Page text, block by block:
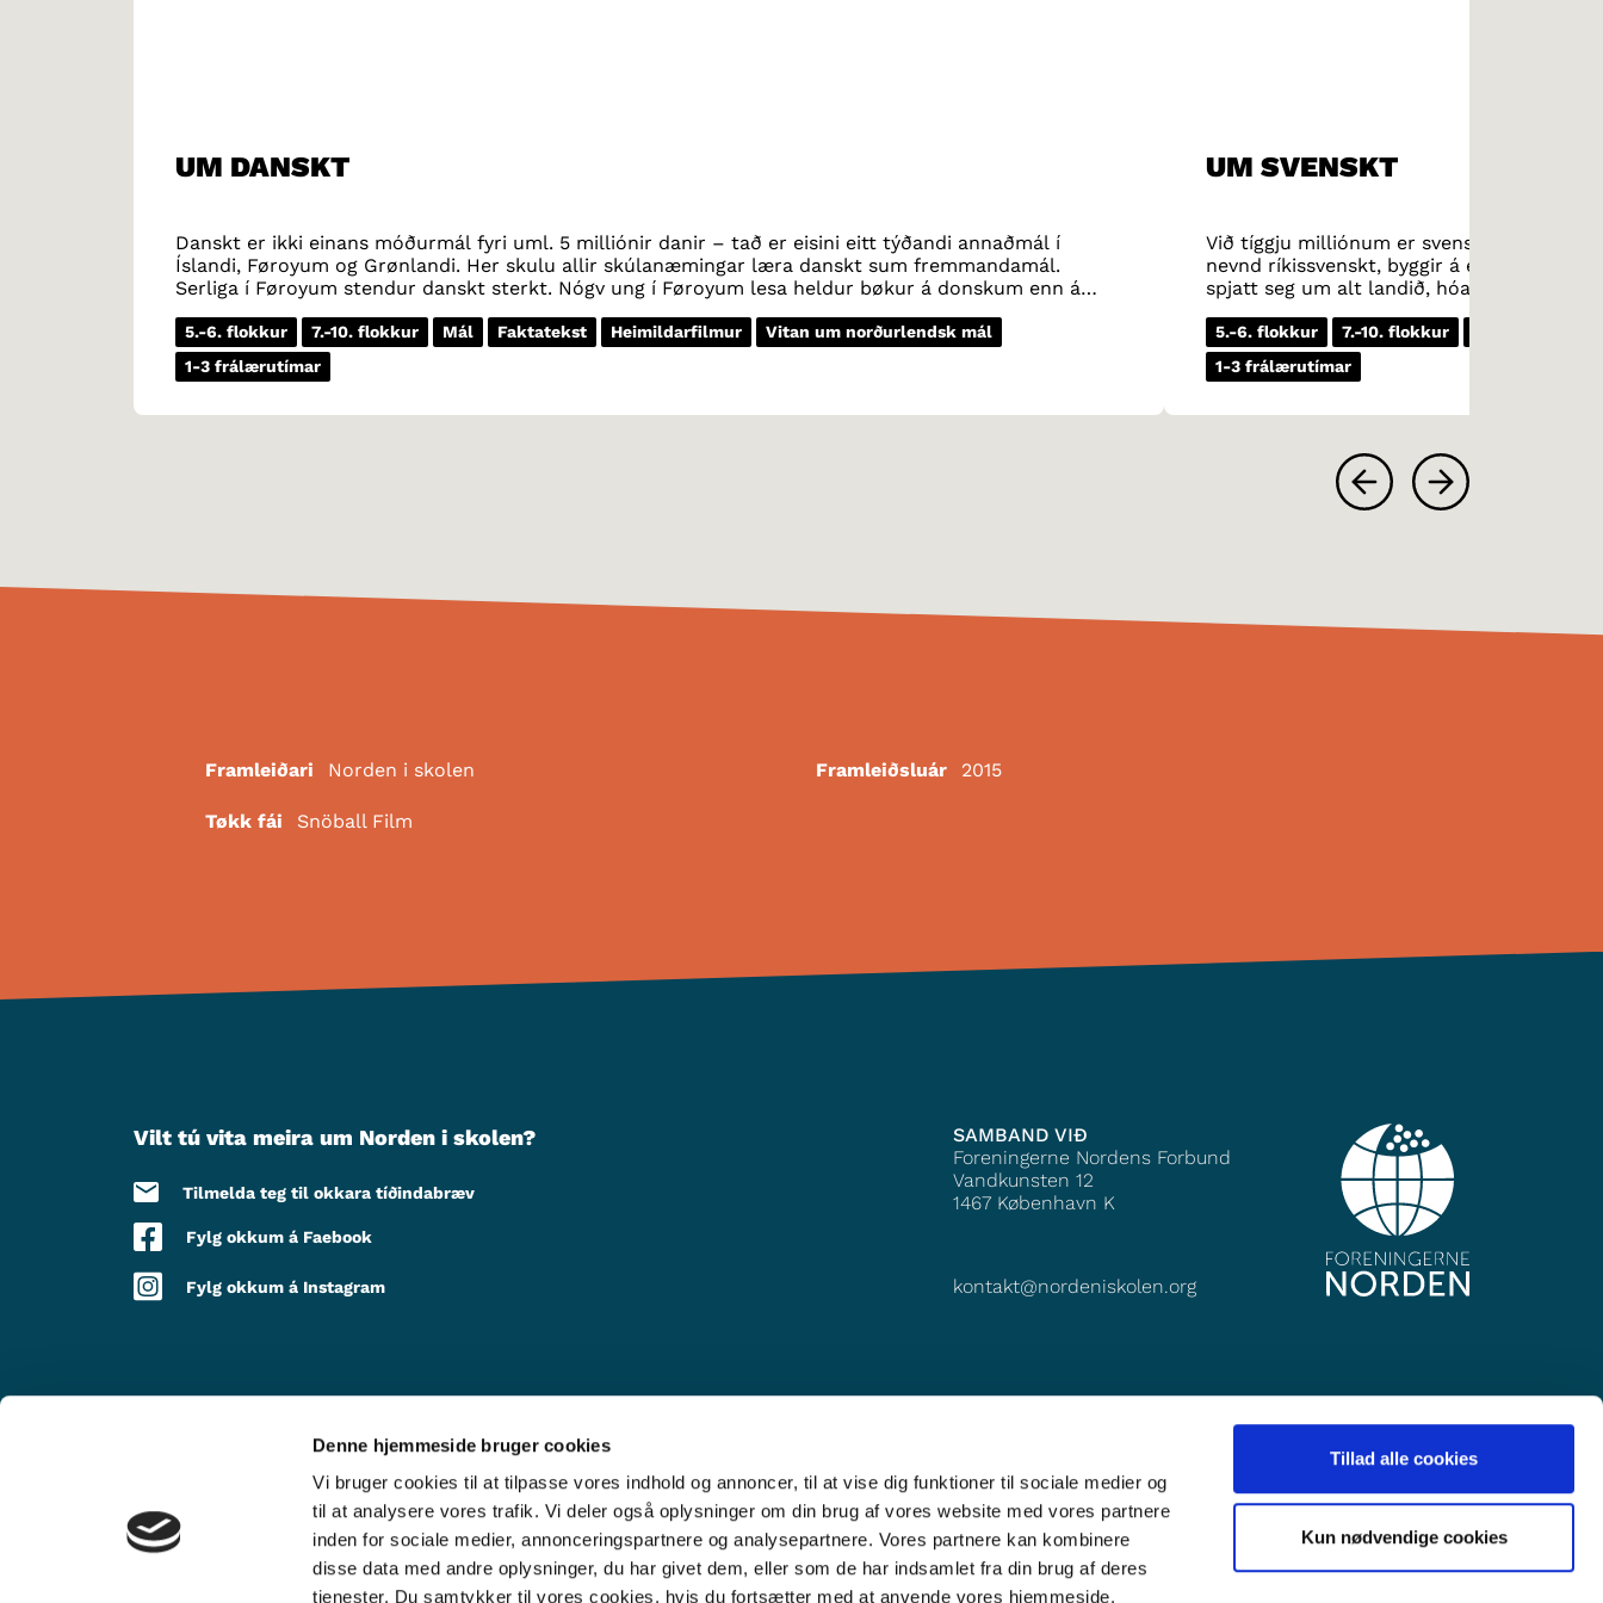
Denne hjemmeside bruger cookies
Vi bruger cookies til at tilpasse vores indhold og annoncer, til at vise dig funktioner til sociale medier og
til at analysere vores trafik. Vi deler også oplysninger om din brug af vores website med vores partnere
inden for sociale medier, annonceringspartnere og analysepartnere. Vores partnere kan kombinere
disse data med andre oplysninger, du har givet dem, eller som de har indsamlet fra din brug af deres
tjenester. Du samtykker til vores cookies, hvis du fortsætter med at anvende vores hjemmeside.
Tillad alle cookies
Kun nødvendige cookies
UM DANSKT
Danskt er ikki einans móðurmál fyri uml. 5 milliónir danir – tað er eisini eitt týðandi annaðmál í
Íslandi, Føroyum og Grønlandi. Her skulu allir skúlanæmingar læra danskt sum fremmandamál.
Serliga í Føroyum stendur danskt sterkt. Nógv ung í Føroyum lesa heldur bøkur á donskum enn á
50.000 fólk hava danskt sum móðurmál í týska landslutinum Suðurslesvig.
5.-6. flokkur 7.-10. flokkur Mál Faktatekst Heimildarfilmur
Vitan um norðurlendsk mál
1-3 frálærutímar
UM SVENSKT
Við tíggju milliónum er svenskt tað
nevnd ríkissvenskt, byggir á eina dialekt,
spjatt seg um alt landið, hóast
meðan gotlendskt er kent fyri sínar
heldur enn ’höst’ og ’stain’ heldur enn
5.-6. flokkur 7.-10. flokkur
1-3 frálærutímar
Framleiðari Norden i skolen
Tøkk fái Snöball Film
Framleiðsluár 2015
Vilt tú vita meira um Norden i skolen?
Tilmelda teg til okkara tíðindabræv
Fylg okkum á Faebook
Fylg okkum á Instagram
SAMBAND VIÐ
Foreningerne Nordens Forbund
Vandkunsten 12
1467 København K
kontakt@nordeniskolen.org